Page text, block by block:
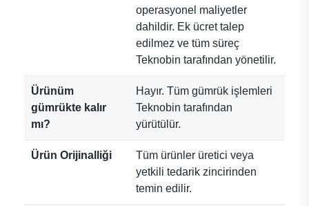
operasyonel maliyetler
dahildir. Ek ücret talep
edilmez ve tüm süreç
Teknobin tarafından yönetilir.
Ürünüm
gümrükte kalır
mı?
Hayır. Tüm gümrük işlemleri
Teknobin tarafından
yürütülür.
Ürün Orijinalliği
Tüm ürünler üretici veya
yetkili tedarik zincirinden
temin edilir.